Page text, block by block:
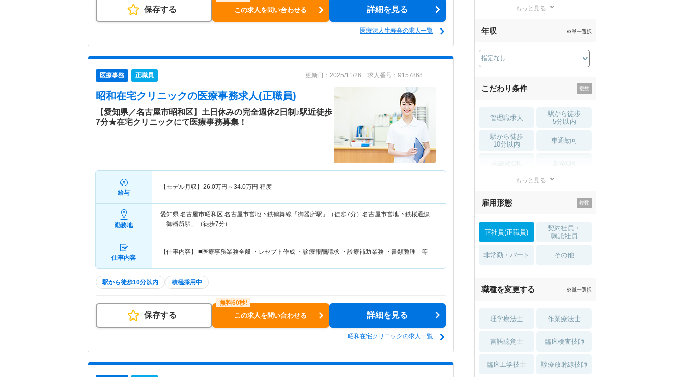
保存する この求人を問い合わせる 詳細を見る
医療法人生寿会の求人一覧
医療事務 正職員 更新日：2025/11/26 求人番号：9157868
昭和在宅クリニックの医療事務求人(正職員)
【愛知県／名古屋市昭和区】土日休みの完全週休2日制♪駅近徒歩
7分★在宅クリニックにて医療事務募集！
給与
【モデル月収】 26.0万円～34.0万円 程度
勤務地
愛知県 名古屋市昭和区 名古屋市営地下鉄鶴舞線「御器所駅」（徒歩7分）名古屋市営地下鉄桜通線
「御器所駅」（徒歩7分）
仕事内容
【仕事内容】 ■医療事務業務全般 ・レセプト作成 ・診療報酬請求 ・診療補助業務 ・書類整理 等
駅から徒歩10分以内 積極採用中
保存する この求人を問い合わせる 詳細を見る
昭和在宅クリニックの求人一覧
薬局・
もっと見る
年収 ※単一選択
こだわり条件
管理職求人
駅から徒歩
5分以内
駅から徒歩
10分以内
車通勤可
住宅手当・補助
土日祝休 無資格 OK
積極採用中 WEB面接OK
もっと見る
雇用形態
正社員(正職員)
契約社員・
嘱託社員
非常勤・パート その他
職種を変更する ※単一選択
理学療法士 作業療法士
言語聴覚士 臨床検査技師
臨床工学技士 診療放射線技師